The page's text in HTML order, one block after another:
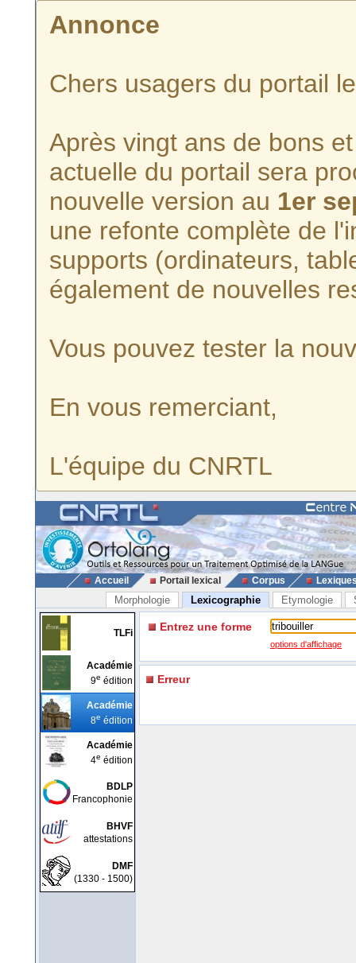
Annonce
Chers usagers du portail
Après vingt ans de bons
actuelle du portail sera
nouvelle version au 1er
une refonte complète de
supports (ordinateurs,
également de nouvelles
Vous pouvez tester la
En vous remerciant,
L'équipe du CNRTL
Accueil Portail lexical Corpus
Morphologie Lexicographie Etymologie
TLFi
Académie
9e édition
Académie
8e édition
Académie
4e édition
BDLP
Francophonie
BHVF
attestations
DMF
(1330 - 1500)
Entrez une forme
options d'affichage
Erreur